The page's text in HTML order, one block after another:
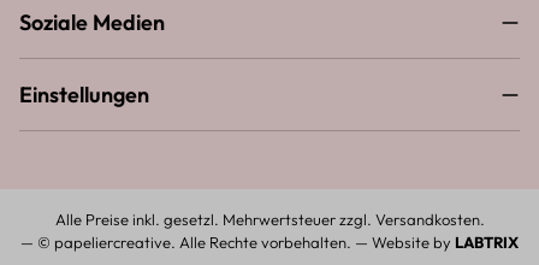
Soziale Medien
Einstellungen
Alle Preise inkl. gesetzl. Mehrwertsteuer zzgl. Versandkosten.
— © papeliercreative. Alle Rechte vorbehalten. — Website by LABTRIX